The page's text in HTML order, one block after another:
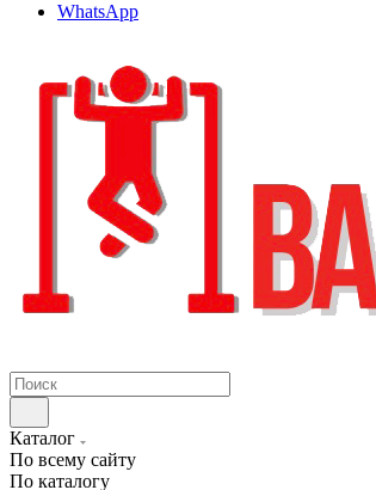
WhatsApp
Каталог
По всему сайту
По каталогу